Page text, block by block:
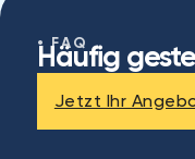
FAQ
Häufig
Jetzt Ihr